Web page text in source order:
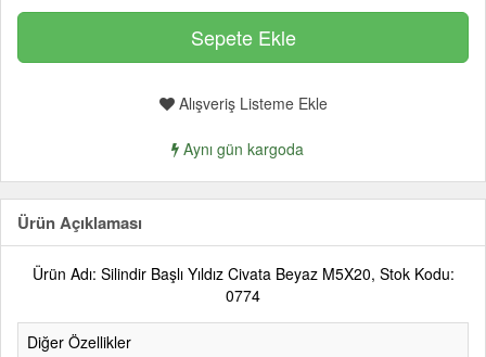
Alışveriş Listeme Ekle
Aynı gün kargoda
Ürün Açıklaması
Ürün Adı: Silindir Başlı Yıldız Civata Beyaz M5X20, Stok Kodu:
0774
Diğer Özellikler